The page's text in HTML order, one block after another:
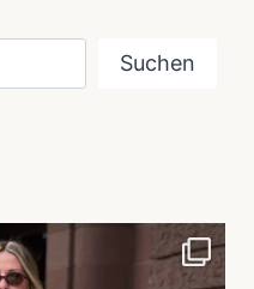
Suchen